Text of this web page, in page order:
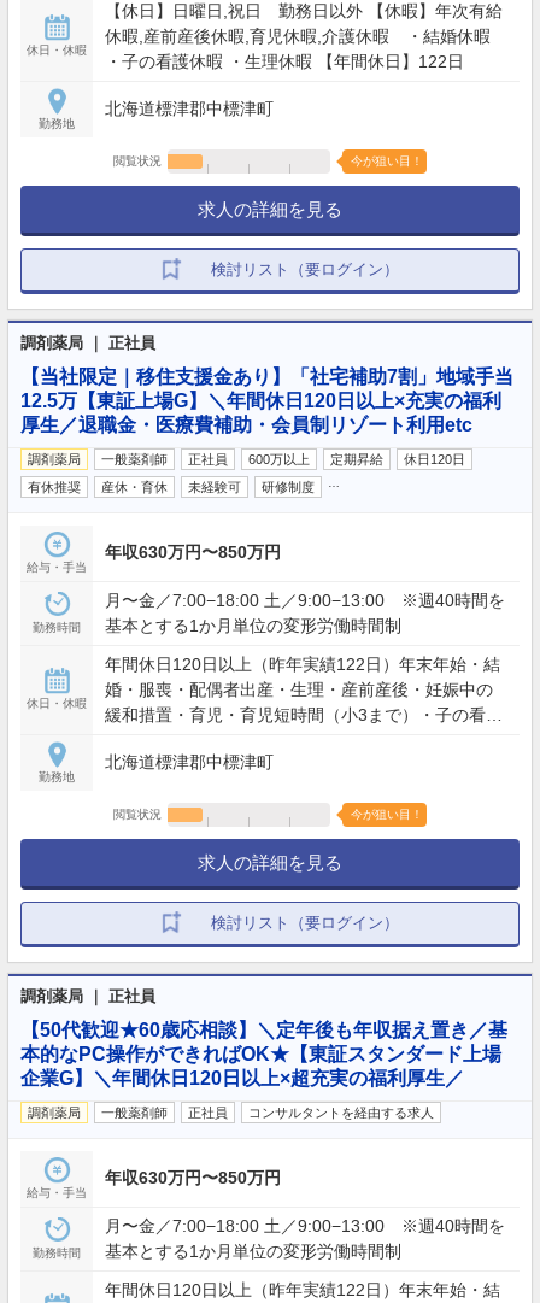
休日・休暇
【休日】日曜日,祝日 勤務日以外 【休暇】年次有給
休暇,産前産後休暇,育児休暇,介護休暇 ・結婚休暇
・子の看護休暇 ・生理休暇 【年間休日】122日
勤務地
北海道標津郡中標津町
閲覧状況 今が狙い目！
求人の詳細を見る
検討リスト（要ログイン）
調剤薬局 ｜ 正社員
【当社限定｜移住支援金あり】「社宅補助7割」地域手当
12.5万【東証上場G】＼年間休日120日以上×充実の福利
厚生／退職金・医療費補助・会員制リゾート利用etc
調剤薬局 一般薬剤師 正社員 600万以上 定期昇給
休日120日
有休推奨
産休・育休 未経験可 研修制度
給与・手当
年収630万円〜850万円
勤務時間
月〜金／7:00−18:00 土／9:00−13:00 ※週40時間を
基本とする1か月単位の変形労働時間制
休日・休暇
年間休日120日以上（昨年実績122日）年末年始・結
婚・服喪・配偶者出産・生理・産前産後・妊娠中の
緩和措置・育児・育児短時間（小3まで）・子の看
勤務地
北海道標津郡中標津町
閲覧状況 今が狙い目！
求人の詳細を見る
検討リスト（要ログイン）
調剤薬局 ｜ 正社員
【50代歓迎★60歳応相談】＼定年後も年収据え置き／基
本的なPC操作ができればOK★【東証スタンダード上場
企業G】＼年間休日120日以上×超充実の福利厚生／
調剤薬局 一般薬剤師 正社員 コンサルタントを経由する求人
給与・手当
年収630万円〜850万円
勤務時間
月〜金／7:00−18:00 土／9:00−13:00 ※週40時間を
基本とする1か月単位の変形労働時間制
年間休日120日以上（昨年実績122日）年末年始・結